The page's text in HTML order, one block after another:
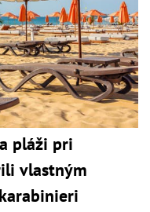
pláži pri
vlastným